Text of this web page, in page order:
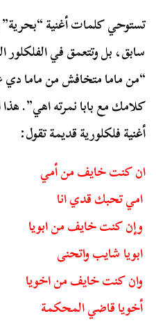
تستوحي كلمات أغنية
سابق، بل وتتعمق في
“من ماما متخافش من ماما دي
كلامك مع بابا نمرته اهي”.
أغنية فلكلورية قديمة تقول:
ان كنت خايف من أمي
امي تحبك قدي انا
وإن كنت خايف من ابويا
ابويا شايب واتحنى
وان كنت خايف من اخويا
أخويا قاضي المحكمة